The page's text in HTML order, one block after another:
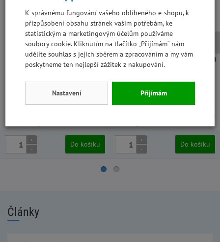
Šunková kost BestBone 20g
PICCOLI
XAA2-6812, 10 ks v kartonu
+
-
Do košíku
PURINA Adventuros Nuggets 90
g kančí
WPZC8-458, 6 ks v kartonu
+
-
Do košíku
Články
K správnému fungování vašeho oblíbeného e-shopu, k
přizpůsobení obsahu stránek vašim potřebám, ke
statistickým a marketingovým účelům používáme
soubory cookie. Kliknutím na tlačítko „Přijímám“ nám
udělíte souhlas s jejich sběrem a zpracováním a my vám
poskytneme ten nejlepší zážitek z nakupování.
Nastavení Přijímám